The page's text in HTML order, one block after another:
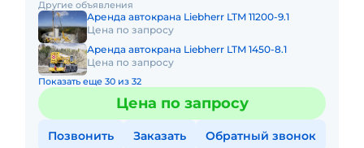
бездорожью. Идеален в усл
Другие объявления
Аренда автокрана Liebherr LTM 11200-9.1
Цена по запросу
Аренда автокрана Liebherr LTM 1450-8.1
Цена по запросу
Показать еще 30 из 32
Цена по запросу
Позвонить Заказать Обратный звонок